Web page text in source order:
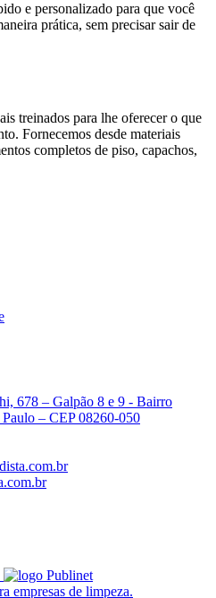
e personalizado para que você
prática, sem precisar sair de
treinados para lhe oferecer o que
Fornecemos desde materiais
completos de piso, capachos,
678 – Galpão 8 e 9 - Bairro
– CEP 08260-050
empresas de limpeza.